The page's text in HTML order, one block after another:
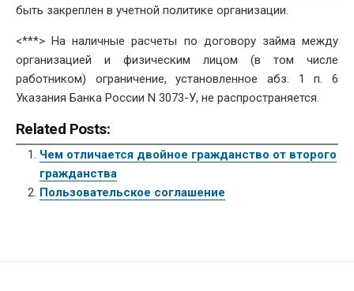
быть закреплен в учетной политике организации.
<***> На наличные расчеты по договору займа между
организацией и физическим лицом (в том числе
работником) ограничение, установленное абз. 1 п. 6
Указания Банка России N 3073-У, не распространяется.
Related Posts:
Чем отличается двойное гражданство от второго
гражданства
Пользовательское соглашение